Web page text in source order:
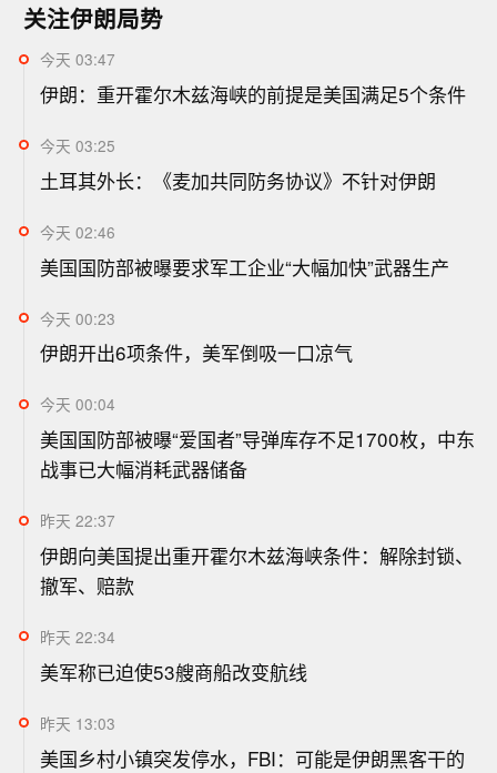
关注伊朗局势
今天 03:47
伊朗：重开霍尔木兹海峡的前提是美国满足5个条件
今天 03:25
土耳其外长：《麦加共同防务协议》不针对伊朗
今天 02:46
美国国防部被曝要求军工企业“大幅加快”武器生产
今天 00:23
伊朗开出6项条件，美军倒吸一口凉气
今天 00:04
美国国防部被曝“爱国者”导弹库存不足1700枚，中东
战事已大幅消耗武器储备
昨天 22:37
伊朗向美国提出重开霍尔木兹海峡条件：解除封锁、
撤军、赔款
昨天 22:34
美军称已迫使53艘商船改变航线
昨天 13:03
美国乡村小镇突发停水，FBI：可能是伊朗黑客干的